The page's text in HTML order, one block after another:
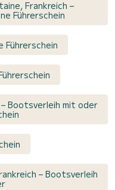
Frankreich –
Führerschein
Bootsverleih mit oder
– Bootsverleih